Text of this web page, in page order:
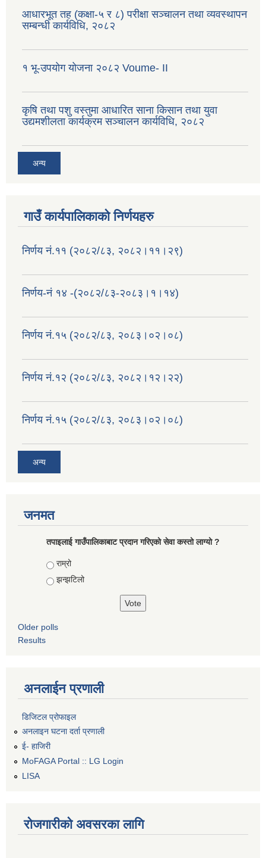
आधारभूत तह (कक्षा-५ र ८) परीक्षा सञ्चालन तथा व्यवस्थापन
सम्बन्धी कार्यविधि, २०८२
१ भू-उपयोग योजना २०८२ Voume- II
कृषि तथा पशु वस्तुमा आधारित साना किसान तथा युवा
उद्यमशीलता कार्यक्रम सञ्चालन कार्यविधि, २०८२
अन्य
गाउँ कार्यपालिकाको निर्णयहरु
निर्णय नं.११ (२०८२/८३, २०८२।११।२९)
निर्णय-नं १४ -(२०८२/८३-२०८३।१।१४)
निर्णय नं.१५ (२०८२/८३, २०८३।०२।०८)
निर्णय नं.१२ (२०८२/८३, २०८२।१२।२२)
निर्णय नं.१५ (२०८२/८३, २०८३।०२।०८)
अन्य
जनमत
तपाइलाई गाउँपालिकाबाट प्रदान गरिएको सेवा कस्तो लाग्यो ?
Choices
राम्रो
झन्झटिलो
Older polls
Results
अनलाईन प्रणाली
डिजिटल प्रोफाइल
अनलाइन घटना दर्ता प्रणाली
ई- हाजिरी
MoFAGA Portal :: LG Login
LISA
रोजगारीको अवसरका लागि